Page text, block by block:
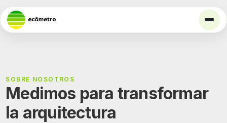
SOBRE NOSOTROS
Medimos para transformar
la arquitectura